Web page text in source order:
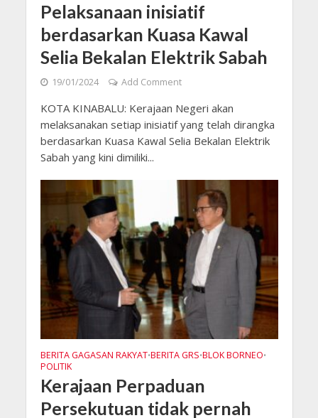
Pelaksanaan inisiatif
berdasarkan Kuasa Kawal
Selia Bekalan Elektrik Sabah
19/01/2024 Add Comment
KOTA KINABALU: Kerajaan Negeri akan
melaksanakan setiap inisiatif yang telah dirangka
berdasarkan Kuasa Kawal Selia Bekalan Elektrik
Sabah yang kini dimiliki...
BERITA GAGASAN RAKYAT•BERITA GRS•BLOK BORNEO•
POLITIK
Kerajaan Perpaduan
Persekutuan tidak pernah